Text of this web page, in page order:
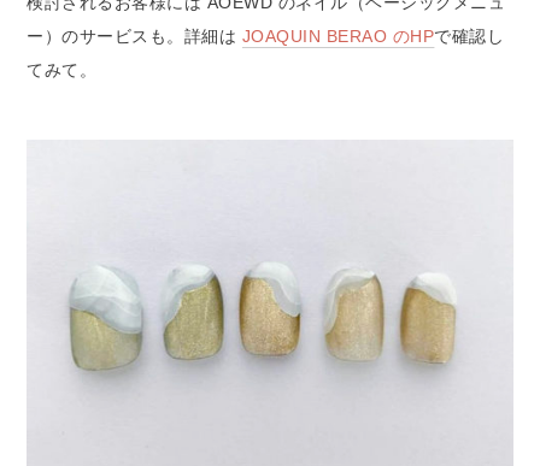
ー）のサービスも。詳細は JOAQUIN BERAO のHPで確認し
てみて。